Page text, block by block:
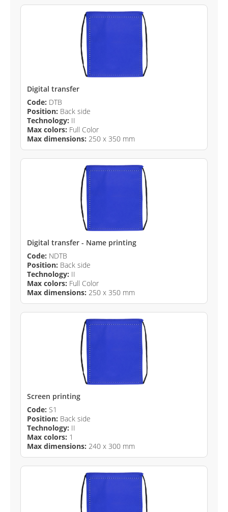
Digital transfer
Code: DTB
Position: Back side
Technology: II
Max colors: Full Color
Max dimensions: 250 x 350 mm
Digital transfer - Name printing
Code: NDTB
Position: Back side
Technology: II
Max colors: Full Color
Max dimensions: 250 x 350 mm
Screen printing
Code: S1
Position: Back side
Technology: II
Max colors: 1
Max dimensions: 240 x 300 mm